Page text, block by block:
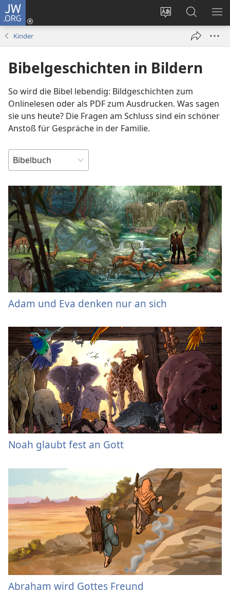
JW.ORG
Websitesprache
ändern
Anmelden
(öffnet
Suche
Kinder
Bibelgeschichten in Bildern
So wird die Bibel lebendig: Bildgeschichten zum
Onlinelesen oder als PDF zum Ausdrucken. Was sagen
sie uns heute? Die Fragen am Schluss sind ein schöner
Anstoß für Gespräche in der Familie.
Adam und Eva denken nur an sich
Noah glaubt fest an Gott
Abraham wird Gottes Freund